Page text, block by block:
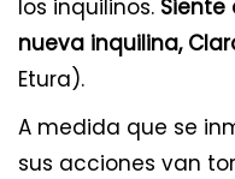
los inquilinos.
nueva inquilina,
Etura).
A medida que se
sus acciones van